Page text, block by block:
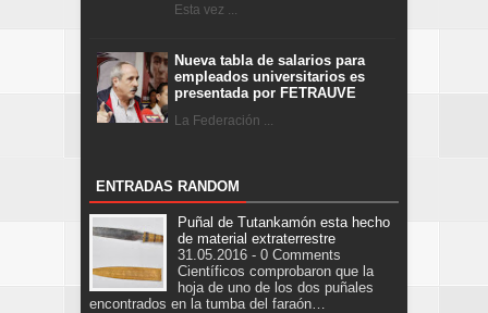
Esta vez ...
Nueva tabla de salarios para
empleados universitarios es
presentada por FETRAUVE
La Federación ...
ENTRADAS RANDOM
Puñal de Tutankamón esta hecho
de material extraterrestre
31.05.2016 - 0 Comments
Científicos comprobaron que la
hoja de uno de los dos puñales
encontrados en la tumba del faraón…